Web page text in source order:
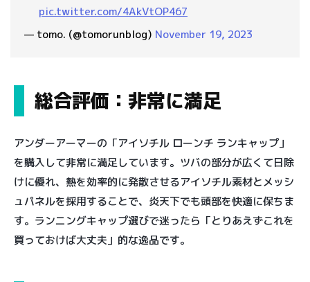
pic.twitter.com/4AkVtOP467
— tomo. (@tomorunblog) November 19, 2023
総合評価：非常に満足
アンダーアーマーの「アイソチル ローンチ ランキャップ」
を購入して非常に満足しています。ツバの部分が広くて日除
けに優れ、熱を効率的に発散させるアイソチル素材とメッシ
ュパネルを採用することで、炎天下でも頭部を快適に保ちま
す。ランニングキャップ選びで迷ったら「とりあえずこれを
買っておけば大丈夫」的な逸品です。